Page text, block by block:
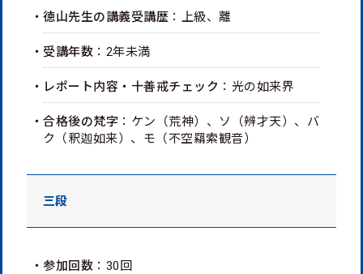
・徳山先生の講義受講歴 ：上級、離
・受講年数 ：2年未満
・レポート内容・十善戒チェック ：光の如来界
・合格後の梵字 ：ケン（荒神）、ソ（辨才天）、バ
ク（釈迦如来）、モ（不空羂索観音）
三段
・参加回数 ：30回